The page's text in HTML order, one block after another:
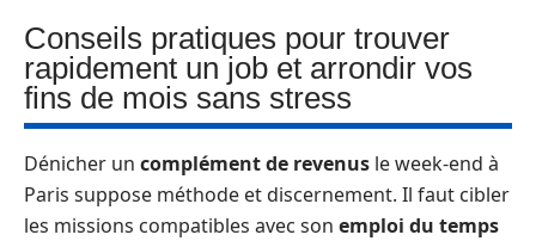
Conseils pratiques pour trouver
rapidement un job et arrondir vos
fins de mois sans stress
Dénicher un complément de revenus le week-end à
Paris suppose méthode et discernement. Il faut cibler
les missions compatibles avec son emploi du temps